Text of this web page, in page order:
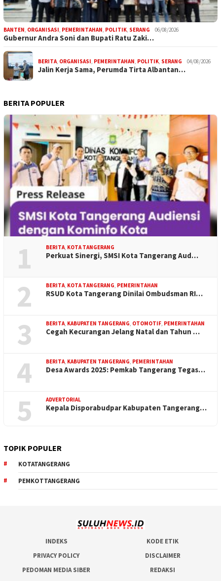
BANTEN ORGANISASI PEMERINTAHAN POLITIK SERANG 06/08/2026
Gubernur Andra Soni dan Bupati Ratu Zaki…
BERITA ORGANISASI PEMERINTAHAN POLITIK SERANG 04/08/2026
Jalin Kerja Sama, Perumda Tirta Albantan…
BERITA POPULER
1 BERITA KOTA TANGERANG
Perkuat Sinergi, SMSI Kota Tangerang Aud…
2 BERITA KOTA TANGERANG PEMERINTAHAN
RSUD Kota Tangerang Dinilai Ombudsman RI…
3 BERITA KABUPATEN TANGERANG OTOMOTIF PEMERINTAHAN
Cegah Kecurangan Jelang Natal dan Tahun …
4 BERITA KABUPATEN TANGERANG PEMERINTAHAN
Desa Awards 2025: Pemkab Tangerang Tegas…
5 ADVERTORIAL
Kepala Disporabudpar Kabupaten Tangerang…
TOPIK POPULER
KOTATANGERANG
PEMKOTTANGERANG
INDEKS
KODE ETIK
PRIVACY POLICY
DISCLAIMER
PEDOMAN MEDIA SIBER
REDAKSI